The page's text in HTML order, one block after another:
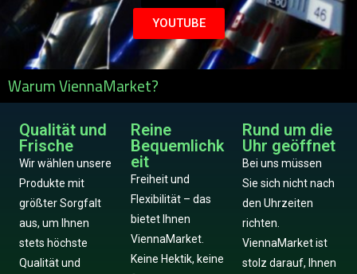
YOUTUBE
Warum ViennaMarket?
Qualität und
Frische
Wir wählen unsere
Produkte mit
größter Sorgfalt
aus, um Ihnen
stets höchste
Qualität und
Reine
Bequemlichk
eit
Freiheit und
Flexibilität – das
bietet Ihnen
ViennaMarket.
Keine Hektik, keine
Rund um die
Uhr geöffnet
Bei uns müssen
Sie sich nicht nach
den Uhrzeiten
richten.
ViennaMarket ist
stolz darauf, Ihnen